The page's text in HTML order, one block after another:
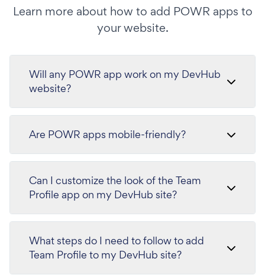
Learn more about how to add POWR apps to
your website.
Will any POWR app work on my DevHub
website?
Are POWR apps mobile-friendly?
Can I customize the look of the Team
Profile app on my DevHub site?
What steps do I need to follow to add
Team Profile to my DevHub site?